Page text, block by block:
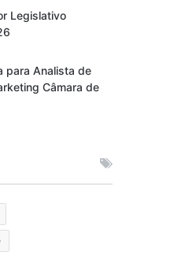
Legislativo
para Analista de
Câmara de